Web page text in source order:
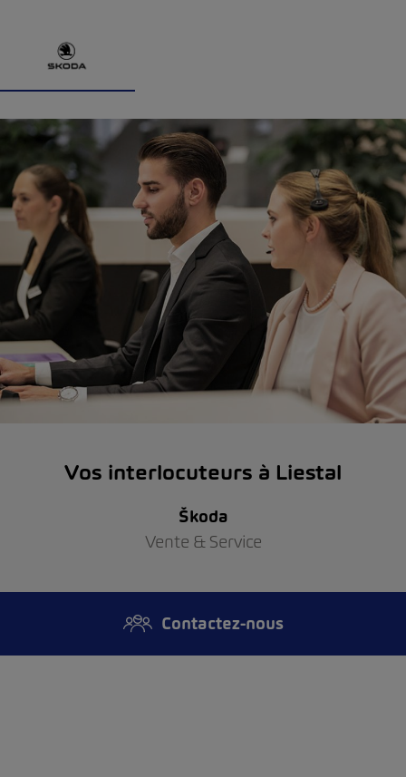
Vos interlocuteurs à Liestal
Škoda
Vente & Service
Contactez-nous